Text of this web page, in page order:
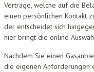
Verträge, welche auf die
einen persönlichen Kontakt
der entscheidet sich
hier bringt die online
Nachdem Sie einen
die eigenen Anforderungen